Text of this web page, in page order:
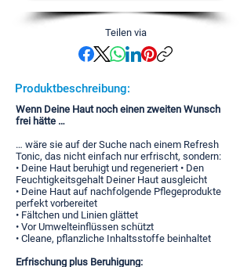
Teilen via
Produktbeschreibung:
Wenn Deine Haut noch einen zweiten Wunsch
frei hätte …
… wäre sie auf der Suche nach einem Refresh
Tonic, das nicht einfach nur erfrischt, sondern:
• Deine Haut beruhigt und regeneriert • Den
Feuchtigkeitsgehalt Deiner Haut ausgleicht
• Deine Haut auf nachfolgende Pflegeprodukte
perfekt vorbereitet
• Fältchen und Linien glättet
• Vor Umwelteinflüssen schützt
• Cleane, pflanzliche Inhaltsstoffe beinhaltet
Erfrischung plus Beruhigung: